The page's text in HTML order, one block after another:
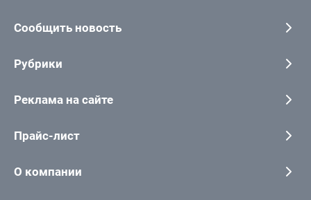
Сообщить новость
Рубрики
Реклама на сайте
Прайс-лист
О компании